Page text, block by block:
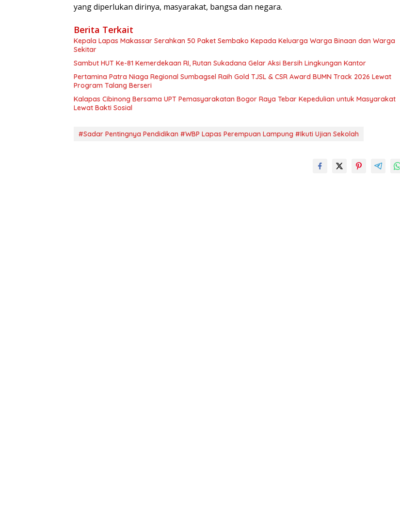
yang diperlukan dirinya, masyarakat, bangsa dan negara.
Berita Terkait
Kepala Lapas Makassar Serahkan 50 Paket Sembako Kepada Keluarga Warga Binaan dan Warga
Sekitar
Sambut HUT Ke-81 Kemerdekaan RI, Rutan Sukadana Gelar Aksi Bersih Lingkungan Kantor
Pertamina Patra Niaga Regional Sumbagsel Raih Gold TJSL & CSR Award BUMN Track 2026 Lewat
Program Talang Berseri
Kalapas Cibinong Bersama UPT Pemasyarakatan Bogor Raya Tebar Kepedulian untuk Masyarakat
Lewat Bakti Sosial
#Sadar Pentingnya Pendidikan #WBP Lapas Perempuan Lampung #Ikuti Ujian Sekolah